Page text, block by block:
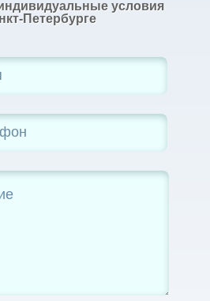
условия
Петербурге